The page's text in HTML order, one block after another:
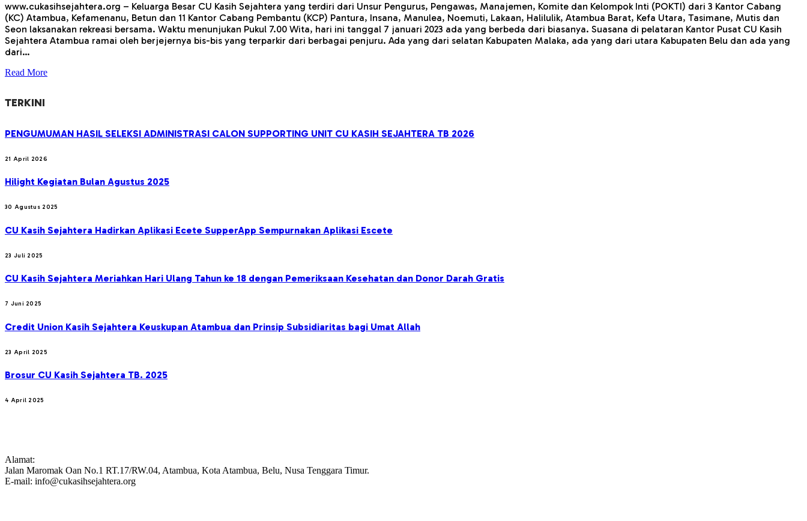
www.cukasihsejahtera.org – Keluarga Besar CU Kasih Sejahtera yang terdiri dari Unsur Pengurus, Pengawas, Manajemen, Komite dan Kelompok Inti (POKTI) dari 3 Kantor Cabang
(KC) Atambua, Kefamenanu, Betun dan 11 Kantor Cabang Pembantu (KCP) Pantura, Insana, Manulea, Noemuti, Lakaan, Halilulik, Atambua Barat, Kefa Utara, Tasimane, Mutis dan
Seon laksanakan rekreasi bersama. Waktu menunjukan Pukul 7.00 Wita, hari ini tanggal 7 januari 2023 ada yang berbeda dari biasanya. Suasana di pelataran Kantor Pusat CU Kasih
Sejahtera Atambua ramai oleh berjejernya bis-bis yang terparkir dari berbagai penjuru. Ada yang dari selatan Kabupaten Malaka, ada yang dari utara Kabupaten Belu dan ada yang
dari…
Read More
TERKINI
PENGUMUMAN HASIL SELEKSI ADMINISTRASI CALON SUPPORTING UNIT CU KASIH SEJAHTERA TB 2026
21 April 2026
Hilight Kegiatan Bulan Agustus 2025
30 Agustus 2025
CU Kasih Sejahtera Hadirkan Aplikasi Ecete SupperApp Sempurnakan Aplikasi Escete
23 Juli 2025
CU Kasih Sejahtera Meriahkan Hari Ulang Tahun ke 18 dengan Pemeriksaan Kesehatan dan Donor Darah Gratis
7 Juni 2025
Credit Union Kasih Sejahtera Keuskupan Atambua dan Prinsip Subsidiaritas bagi Umat Allah
23 April 2025
Brosur CU Kasih Sejahtera TB. 2025
4 April 2025
Alamat:
Jalan Maromak Oan No.1 RT.17/RW.04, Atambua, Kota Atambua, Belu, Nusa Tenggara Timur.
E-mail: info@cukasihsejahtera.org